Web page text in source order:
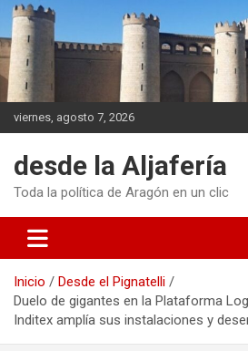
Saltar
contenido
viernes, agosto 7, 2026
desde la Aljafería
Toda la política de Aragón en un clic
Inicio
Desde el Pignatelli
Duelo de gigantes en la Plataforma
Inditex amplía sus instalaciones y